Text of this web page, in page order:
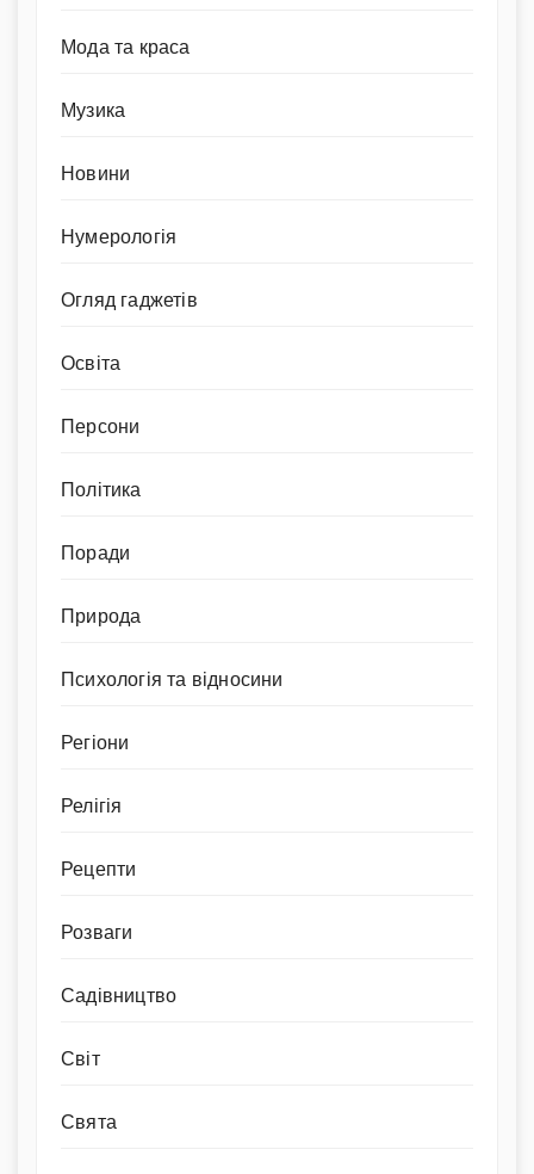
Мода та краса
Музика
Новини
Нумерологія
Огляд гаджетів
Освіта
Персони
Політика
Поради
Природа
Психологія та відносини
Регіони
Релігія
Рецепти
Розваги
Садівництво
Світ
Свята